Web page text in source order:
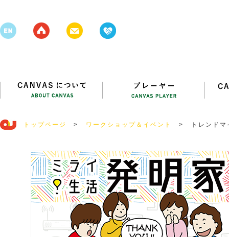
トップページ > ワークショップ＆イベント > トレンド